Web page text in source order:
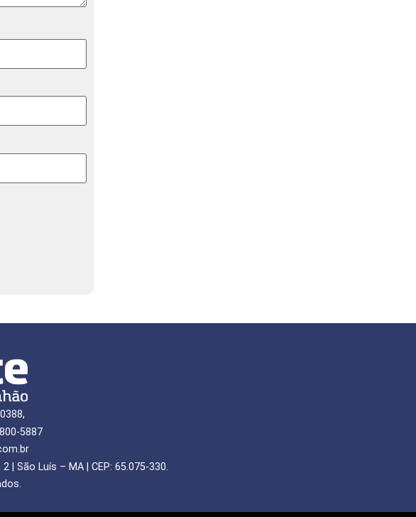
5887
| São Luís – MA | CEP: 65.075-330.